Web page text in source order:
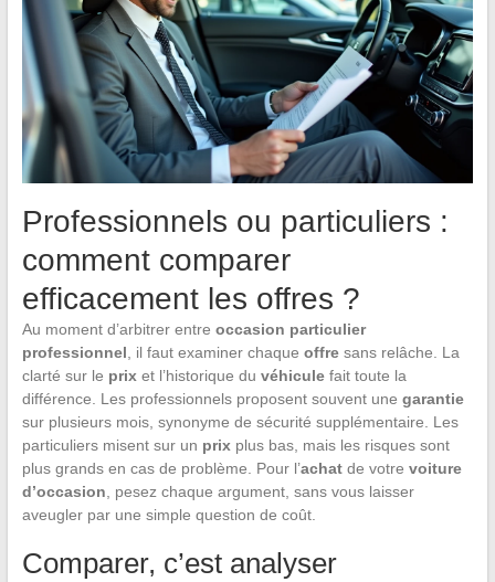
Professionnels ou particuliers :
comment comparer
efficacement les offres ?
Au moment d’arbitrer entre occasion particulier
professionnel , il faut examiner chaque offresans relâche. La
clarté sur le prixet l’historique du véhiculefait toute la
différence. Les professionnels proposent souvent une garantie
sur plusieurs mois, synonyme de sécurité supplémentaire. Les
particuliers misent sur un prixplus bas, mais les risques sont
plus grands en cas de problème. Pour l’achatde votre voiture
d’occasion , pesez chaque argument, sans vous laisser
aveugler par une simple question de coût.
Comparer, c’est analyser